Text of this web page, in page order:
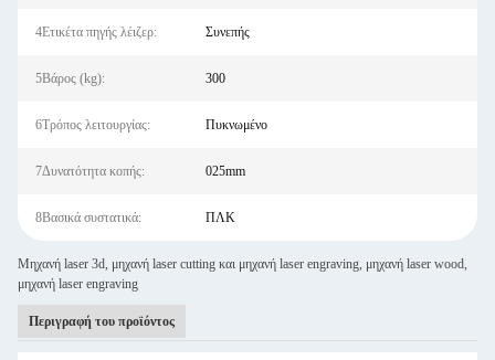
4Ετικέτα πηγής λέιζερ: Συνεπής
5Βάρος (kg): 300
6Τρόπος λειτουργίας: Πυκνωμένο
7Δυνατότητα κοπής: 025mm
8Βασικά συστατικά: ΠΛΚ
Μηχανή laser 3d, μηχανή laser cutting και μηχανή laser engraving, μηχανή laser wood,
μηχανή laser engraving
Περιγραφή του προϊόντος